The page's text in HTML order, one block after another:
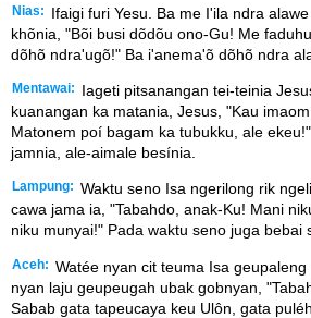
Nias:
Ifaigi furi Yesu. Ba me I'ila ndra
khõnia, "Bõi busi dõdõu ono-Gu! Me
dõhõ ndra'ugõ!" Ba i'anema'õ dõhõ ndra
Mentawai:
Iageti pitsanangan tei-teinia
kuanangan ka matania, Jesus, "Kau
Matonem poí bagam ka tubukku, ale
jamnia, ale-aimale besínia.
Lampung: Waktu seno Isa ngerilong rik
cawa jama ia, "Tabahdo, anak-Ku! Mani
niku munyai!" Pada waktu seno juga bebai
Aceh: Watée nyan cit teuma Isa
nyan laju geupeugah ubak gobnyan,
Sabab gata tapeucaya keu Ulôn, gata